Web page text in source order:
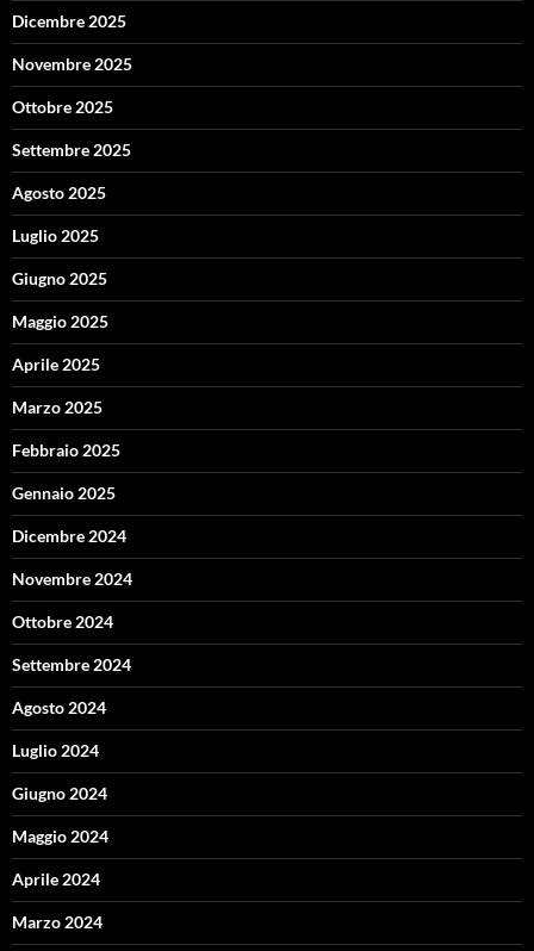
Dicembre 2025
Novembre 2025
Ottobre 2025
Settembre 2025
Agosto 2025
Luglio 2025
Giugno 2025
Maggio 2025
Aprile 2025
Marzo 2025
Febbraio 2025
Gennaio 2025
Dicembre 2024
Novembre 2024
Ottobre 2024
Settembre 2024
Agosto 2024
Luglio 2024
Giugno 2024
Maggio 2024
Aprile 2024
Marzo 2024